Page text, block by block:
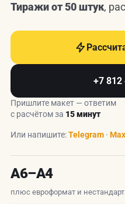
Тиражи от 50 штук,
+7 812
Пришлите макет — ответим
с расчётом за 15 минут
Или напишите:Telegram · Max
А6–А4
плюс евроформат и нестандарт